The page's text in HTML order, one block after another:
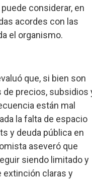
considerar, en
acordes con las
el organismo.
que, si bien son
precios, subsidios
están mal
la falta de espacio
y deuda pública en
aseveró que
siendo limitado y
extinción claras y